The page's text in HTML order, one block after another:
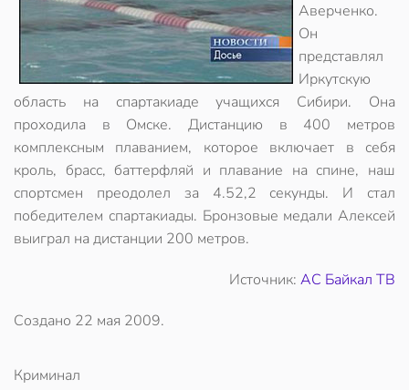
Аверченко.
Он
представлял
Иркутскую
область на спартакиаде учащихся Сибири. Она
проходила в Омске. Дистанцию в 400 метров
комплексным плаванием, которое включает в себя
кроль, брасс, баттерфляй и плавание на спине, наш
спортсмен преодолел за 4.52,2 секунды. И стал
победителем спартакиады. Бронзовые медали Алексей
выиграл на дистанции 200 метров.
Источник: АС Байкал ТВ
Создано 22 мая 2009.
Криминал